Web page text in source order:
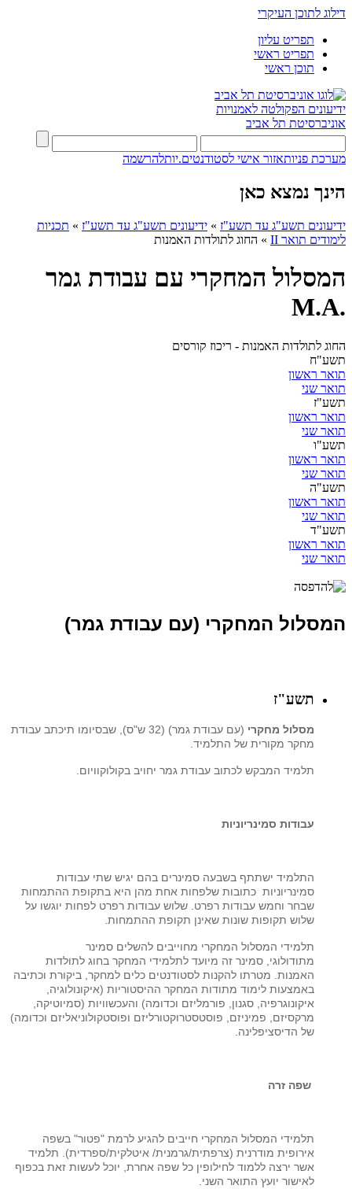
דילוג לתוכן העיקרי
תפריט עליון
תפריט ראשי
תוכן ראשי
ידיעונים הפקולטה לאמנויות
אוניברסיטת תל אביב
מערכת פניותאזור אישי לסטודנטים.יותלהרשמה
הינך נמצא כאן
ידיעונים תשע"ג עד תשע"ז » ידיעונים תשע"ג עד תשע"ז » תכניות
לימודים תואר II
» החוג לתולדות האמנות
המסלול המחקרי עם עבודת גמר
.M.A
החוג לתולדות האמנות - ריכוז קורסים
תשע"ח
תואר ראשון
תואר שני
תשע"ז
תואר ראשון
תואר שני
תשע"ו
תואר ראשון
תואר שני
תשע"ה
תואר ראשון
תואר שני
תשע"ד
תואר ראשון
תואר שני
המסלול המחקרי (עם עבודת גמר)
תשע"ז
מסלול מחקרי
(עם עבודת גמר) (32 ש"ס), שבסיומו תיכתב עבודת
מחקר מקורית של התלמיד.
תלמיד המבקש לכתוב עבודת גמר יחויב בקולוקוויום.
עבודות סמינריוניות
התלמיד ישתתף בשבעה סמינרים בהם יגיש שתי עבודות
סמינריוניות כתובות שלפחות אחת מהן היא בתקופת ההתמחות
שבחר וחמש עבודות רפרט. שלוש עבודות רפרט לפחות יוגשו על
שלוש תקופות שונות שאינן תקופת ההתמחות.
תלמידי המסלול המחקרי מחוייבים להשלים סמינר
מתודולוגי, סמינר זה מיועד לתלמידי המחקר בחוג לתולדות
האמנות. מטרתו להקנות לסטודנטים כלים למחקר, ביקורת וכתיבה
באמצעות לימוד מתודות המחקר ההיסטוריות (איקונולוגיה,
איקונוגרפיה, סגנון, פורמליזם וכדומה) והעכשוויות (סמיוטיקה,
מרקסיזם, פמיניזם, פוסטסטרוקטורליזם ופוסטקולוניאליזם וכדומה)
של הדיסציפלינה.
שפה זרה
תלמידי המסלול המחקרי חייבים להגיע לרמת "פטור" בשפה
אירופית מודרנית (צרפתית/גרמנית/ איטלקית/ספרדית). תלמיד
אשר ירצה ללמוד לחילופין כל שפה אחרת, יוכל לעשות זאת בכפוף
לאישור יועץ התואר השני.